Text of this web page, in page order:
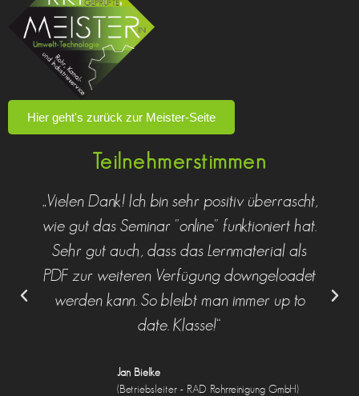
Hier geht's zurück zur Meister-Seite
Teilnehmerstimmen
„Vielen Dank! Ich bin sehr positiv überrascht,
wie gut das Seminar "online" funktioniert hat.
Sehr gut auch, dass das Lernmaterial als
PDF zur weiteren Verfügung downgeloadet
werden kann. So bleibt man immer up to
date. Klasse!“
Jan Bielke
(Betriebsleiter - RAD Rohrreinigung GmbH)